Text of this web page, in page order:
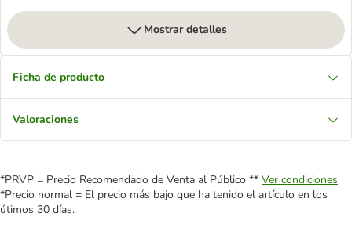
Mostrar detalles
Ficha de producto
Valoraciones
*PRVP = Precio Recomendado de Venta al Público ** Ver condiciones
*Precio normal = El precio más bajo que ha tenido el artículo en los
útimos 30 días.